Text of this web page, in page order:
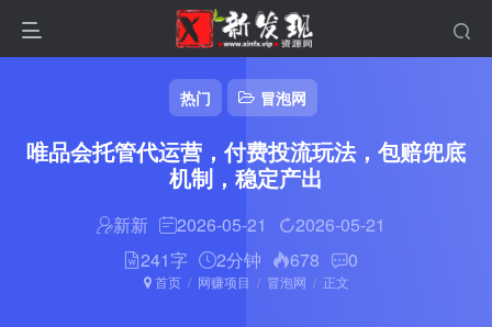
热门 冒泡网
唯品会托管代运营，付费投流玩法，包赔兜底
机制，稳定产出
新新 2026-05-21
2026-05-21
241字
2分钟 678 0
首页 网赚项目 冒泡网 正文